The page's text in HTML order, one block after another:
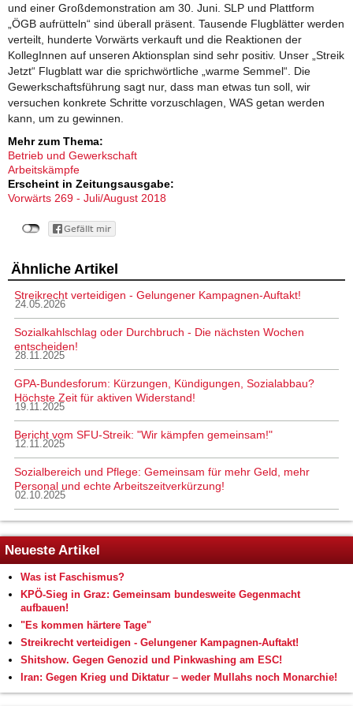
und einer Großdemonstration am 30. Juni. SLP und Plattform
„ÖGB aufrütteln“ sind überall präsent. Tausende Flugblätter werden
verteilt, hunderte Vorwärts verkauft und die Reaktionen der
KollegInnen auf unseren Aktionsplan sind sehr positiv. Unser „Streik
Jetzt“ Flugblatt war die sprichwörtliche „warme Semmel“. Die
Gewerkschaftsführung sagt nur, dass man etwas tun soll, wir
versuchen konkrete Schritte vorzuschlagen, WAS getan werden
kann, um zu gewinnen.
Mehr zum Thema:
Betrieb und Gewerkschaft
Arbeitskämpfe
Erscheint in Zeitungsausgabe:
Vorwärts 269 - Juli/August 2018
Ähnliche Artikel
Streikrecht verteidigen - Gelungener Kampagnen-Auftakt!
24.05.2026
Sozialkahlschlag oder Durchbruch - Die nächsten Wochen
entscheiden!
28.11.2025
GPA-Bundesforum: Kürzungen, Kündigungen, Sozialabbau?
Höchste Zeit für aktiven Widerstand!
19.11.2025
Bericht vom SFU-Streik: "Wir kämpfen gemeinsam!"
12.11.2025
Sozialbereich und Pflege: Gemeinsam für mehr Geld, mehr
Personal und echte Arbeitszeitverkürzung!
02.10.2025
Neueste Artikel
Was ist Faschismus?
KPÖ-Sieg in Graz: Gemeinsam bundesweite Gegenmacht
aufbauen!
"Es kommen härtere Tage"
Streikrecht verteidigen - Gelungener Kampagnen-Auftakt!
Shitshow. Gegen Genozid und Pinkwashing am ESC!
Iran: Gegen Krieg und Diktatur – weder Mullahs noch Monarchie!